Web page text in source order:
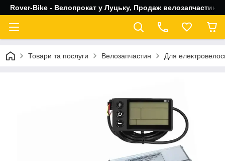
Rover-Bike - Велопрокат у Луцьку, Продаж велозапчастин,
Товари та послуги Велозапчастин Для